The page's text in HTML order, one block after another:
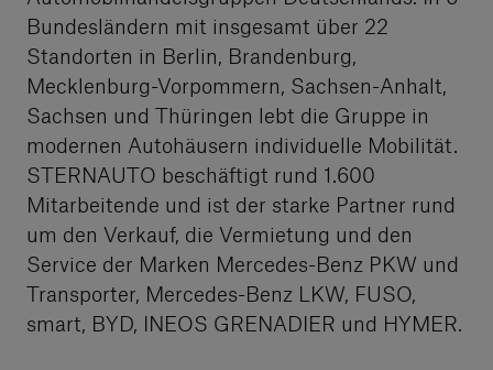
Bundesländern mit insgesamt über 22
Standorten in Berlin, Brandenburg,
Mecklenburg-Vorpommern, Sachsen-Anhalt,
Sachsen und Thüringen lebt die Gruppe in
modernen Autohäusern individuelle Mobilität.
STERNAUTO beschäftigt rund 1.600
Mitarbeitende und ist der starke Partner rund
um den Verkauf, die Vermietung und den
Service der Marken Mercedes-Benz PKW und
Transporter, Mercedes-Benz LKW, FUSO,
smart, BYD, INEOS GRENADIER und HYMER.